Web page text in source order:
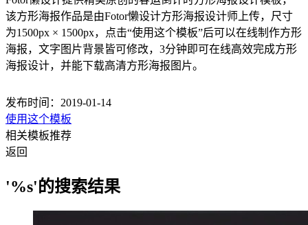
该方形海报作品是由Fotor懒设计方形海报设计师上传，尺寸
为1500px × 1500px，点击“使用这个模板”后可以在线制作方形
海报，文字图片背景皆可修改，3分钟即可在线高效完成方形
海报设计，并能下载高清方形海报图片。
发布时间：2019-01-14
使用这个模板
相关模板推荐
返回
'%s'的搜索结果